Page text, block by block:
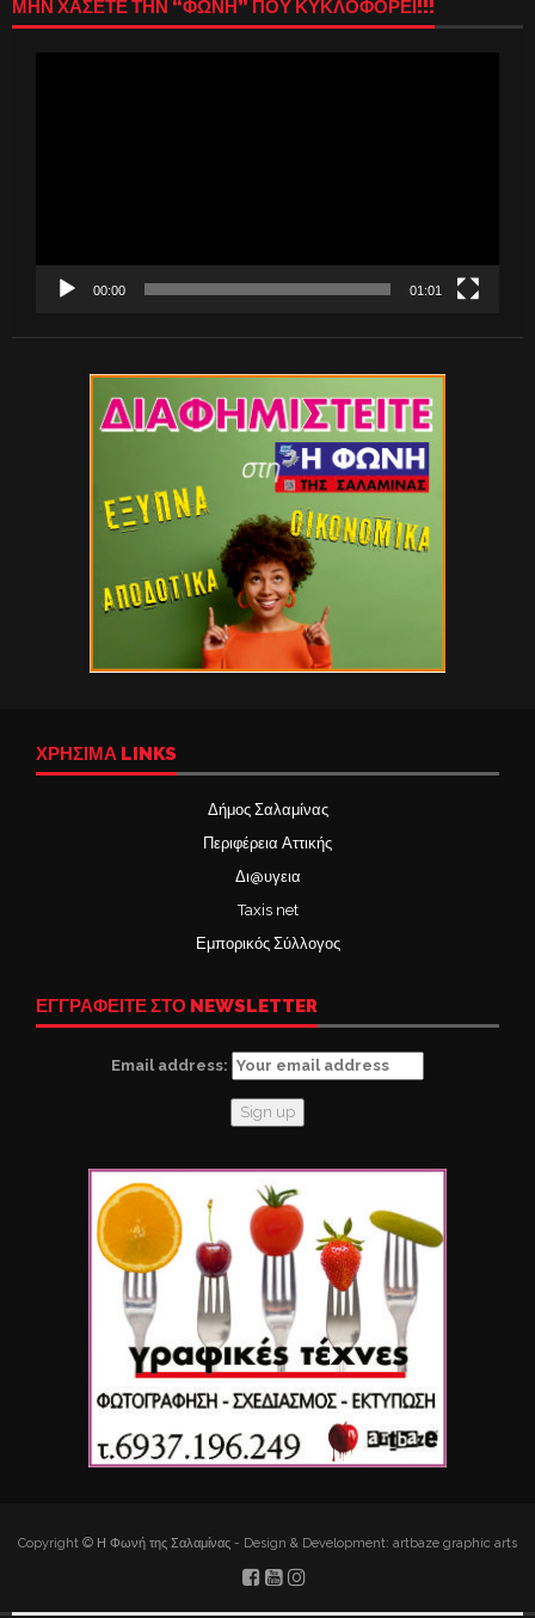
ΜΗΝ ΧΑΣΕΤΕ ΤΗΝ “ΦΩΝΗ” ΠΟΥ ΚΥΚΛΟΦΟΡΕΙ!!!
00:00 01:01
ΧΡΉΣΙΜΑ LINKS
Δήμος Σαλαμίνας
Περιφέρεια Αττικής
Δι@υγεια
Taxis net
Εμπορικός Σύλλογος
ΕΓΓΡΑΦΕΙΤΕ ΣΤΟ NEWSLETTER
Email address:
Copyright © Η Φωνή της Σαλαμίνας - Design & Development: artbaze graphic arts